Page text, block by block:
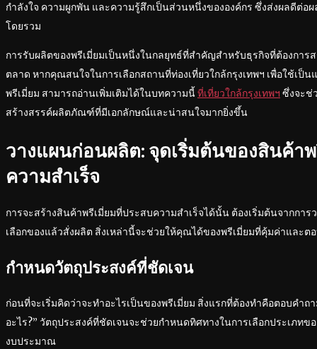
กำลังใจ ความผูกพัน และความรู้สึกเป็นส่วนหนึ่งขององค์กร ซึ่งส่งผลดีต่อ
โดยรวม
การรับผลิตของพรีเมี่ยมเป็นหนึ่งในกลยุทธ์ที่สำคัญสำหรับธุรกิจที่ต้องการ
ตลาด หากคุณสนใจในการเลือกสถานที่ท่องเที่ยวใกล้กรุงเทพฯ เพื่อใช้เป็
พรีเมี่ยม สามารถอ่านเพิ่มเติมได้ในบทความนี้ที่เที่ยวใกล้กรุงเทพฯ ซึ่งจะช่
สร้างสรรค์ผลิตภัณฑ์ที่มีเอกลักษณ์และน่าสนใจมากยิ่งขึ้น
วางแผนก่อนผลิต: จุดเริ่มต้นของสินค้า
ความสำเร็จ
การจะสร้างสินค้าพรีเมี่ยมที่ประสบความสำเร็จได้นั้น ต้องเริ่มต้นจากกา
เลือกของแล้วสั่งผลิต สิ่งเหล่านี้จะช่วยให้คุณได้ของพรีเมี่ยมที่คุ้มค่าและต
กำหนดวัตถุประสงค์ที่ชัดเจน
ก่อนที่จะเริ่มคิดว่าจะทำอะไรเป็นของพรีเมี่ยม สิ่งแรกที่ต้องทำคือตอบคำถ
อะไร?” วัตถุประสงค์ที่ชัดเจนจะช่วยกำหนดทิศทางในการเลือกประเภทข
งบประมาณ